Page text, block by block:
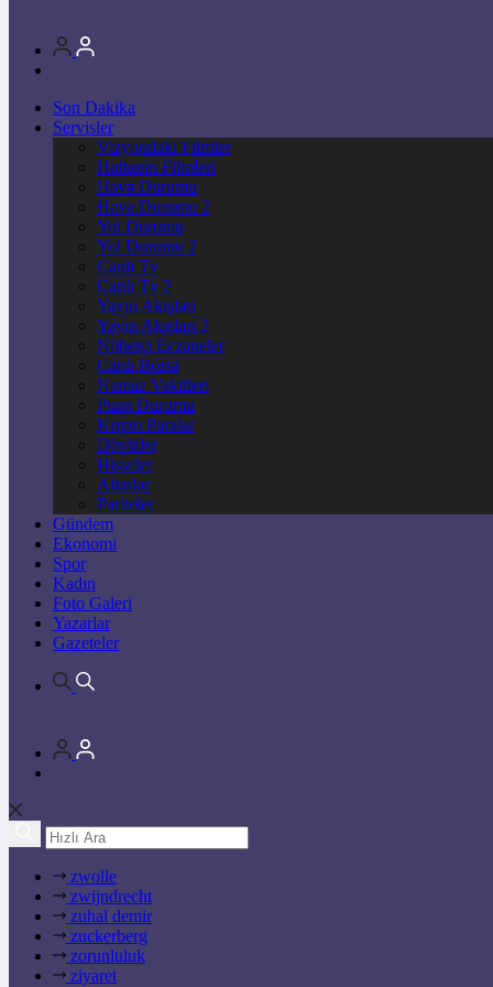
Son Dakika
Servisler
Vizyondaki Filmler
Haftanin Filmleri
Hava Durumu
Hava Durumu 2
Yol Durumu
Yol Durumu 2
Canlı Tv
Canlı Tv 2
Yayın Akışları
Yayın Akışları 2
Nöbetçi Eczaneler
Canlı Borsa
Namaz Vakitleri
Puan Durumu
Kripto Paralar
Dövizler
Hisseler
Altınlar
Pariteler
Gündem
Ekonomi
Spor
Kadın
Foto Galeri
Yazarlar
Gazeteler
zwolle
zwijndrecht
zuhal demir
zuckerberg
zorunluluk
ziyaret